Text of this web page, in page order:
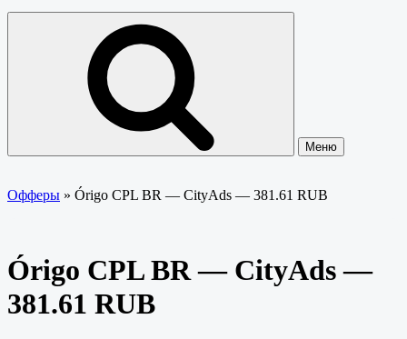
Меню
Офферы » Órigo CPL BR — CityAds — 381.61 RUB
Órigo CPL BR — CityAds —
381.61 RUB